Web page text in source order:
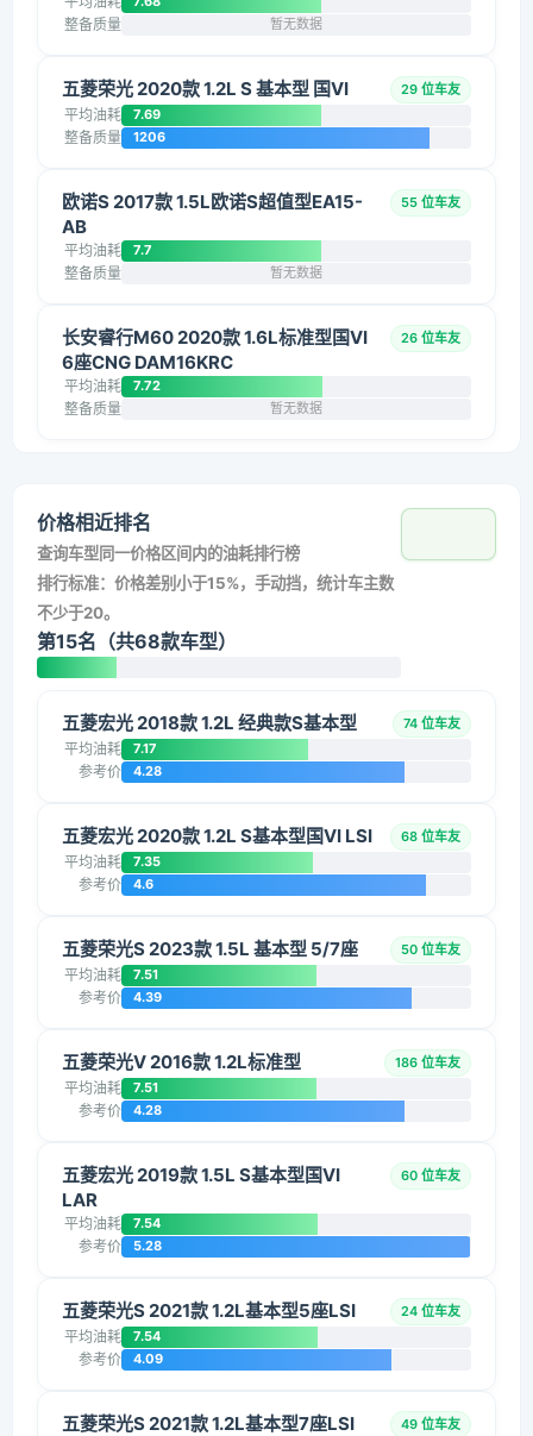
整备质量 暂无数据
五菱荣光 2020款 1.2L S 基本型 国VI 29 位车友
平均油耗 7.69
整备质量 1206
欧诺S 2017款 1.5L欧诺S超值型EA15-
AB
55 位车友
平均油耗 7.7
整备质量 暂无数据
长安睿行M60 2020款 1.6L标准型国VI
6座CNG DAM16KRC
26 位车友
平均油耗 7.72
整备质量 暂无数据
价格相近排名
查询车型同一价格区间内的油耗排行榜
排行标准：价格差别小于15%，手动挡，统计车主数
不少于20。
第15名（共68款车型）
五菱宏光 2018款 1.2L 经典款S基本型 74 位车友
平均油耗 7.17
参考价 4.28
五菱宏光 2020款 1.2L S基本型国VI LSI 68 位车友
平均油耗 7.35
参考价 4.6
五菱荣光S 2023款 1.5L 基本型 5/7座 50 位车友
平均油耗 7.51
参考价 4.39
五菱荣光V 2016款 1.2L标准型 186 位车友
平均油耗 7.51
参考价 4.28
五菱宏光 2019款 1.5L S基本型国VI
LAR
60 位车友
平均油耗 7.54
参考价 5.28
五菱荣光S 2021款 1.2L基本型5座LSI 24 位车友
平均油耗 7.54
参考价 4.09
五菱荣光S 2021款 1.2L基本型7座LSI 49 位车友